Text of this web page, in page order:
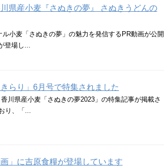
県産小麦『さぬきの夢』 さぬきうどんの
小麦「さぬきの夢」の魅力を発信するPR動画が公開
登場し...
らり」6月号で特集されました
川県産小麦「さぬきの夢2023」の特集記事が掲載さ
り、「...
」に吉原食糧が登場しています